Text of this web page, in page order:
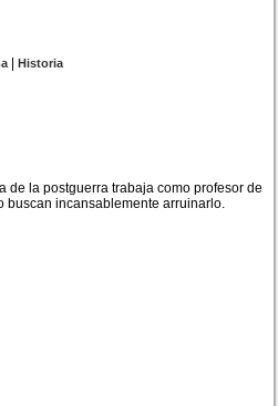
|Historia
de la postguerra trabaja como profesor de
buscan incansablemente arruinarlo.